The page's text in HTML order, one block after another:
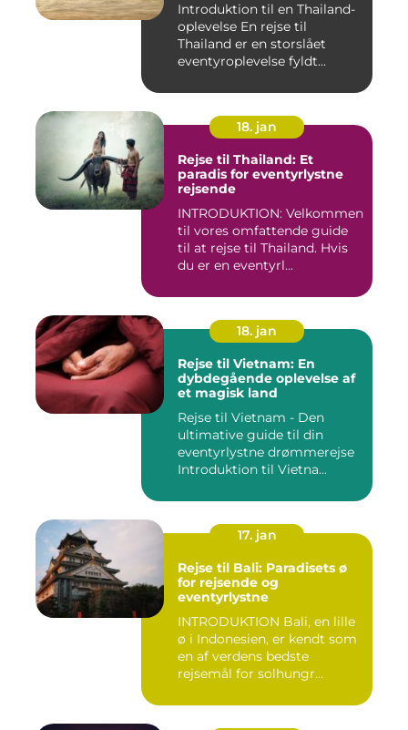
Introduktion til en Thailand-
oplevelse En rejse til
Thailand er en storslået
eventyroplevelse fyldt...
18. jan
Rejse til Thailand: Et
paradis for eventyrlystne
rejsende
INTRODUKTION: Velkommen
til vores omfattende guide
til at rejse til Thailand. Hvis
du er en eventyrl...
18. jan
Rejse til Vietnam: En
dybdegående oplevelse af
et magisk land
Rejse til Vietnam - Den
ultimative guide til din
eventyrlystne drømmerejse
Introduktion til Vietna...
17. jan
Rejse til Bali: Paradisets ø
for rejsende og
eventyrlystne
INTRODUKTION Bali, en lille
ø i Indonesien, er kendt som
en af verdens bedste
rejsemål for solhungr...